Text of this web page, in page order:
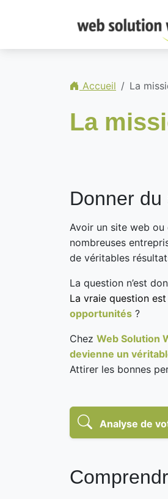
Accueil La
La
Donner
Avoir un site web ou
nombreuses
de véritables
La question n’est
La vraie question est
opportunités ?
Chez Web Solution
devienne un
Attirer les bonnes
Analyse de